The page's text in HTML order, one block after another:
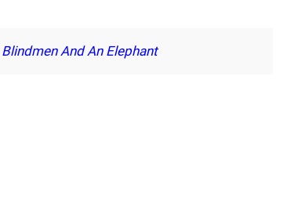
Blindmen And An Elephant